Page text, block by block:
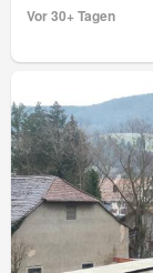
Vor 30+ Tagen